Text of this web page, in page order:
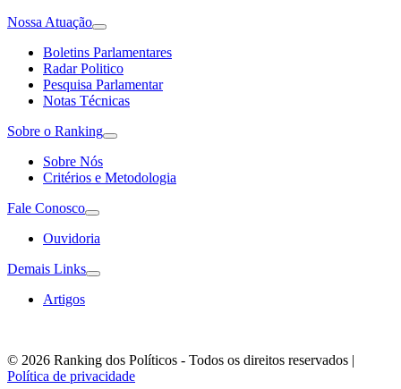
Nossa Atuação
Boletins Parlamentares
Radar Politico
Pesquisa Parlamentar
Notas Técnicas
Sobre o Ranking
Sobre Nós
Critérios e Metodologia
Fale Conosco
Ouvidoria
Demais Links
Artigos
© 2026 Ranking dos Políticos - Todos os direitos reservados |
Política de privacidade